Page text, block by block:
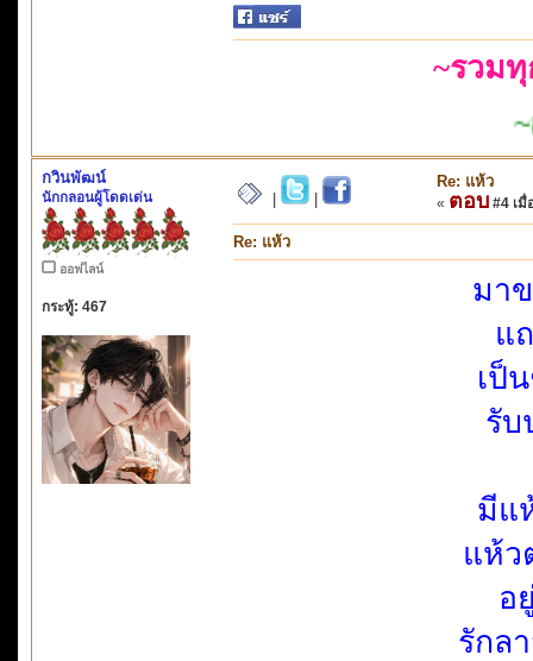
~รวม
~สติตัว
กวินพัฒน์
นักกลอนผู้โดดเด่น
ออฟไลน์
กระทู้: 467
Re: แห้ว
« ตอบ #4 เมื่
Re: แห้ว
มา
แ
เป็
รับ
มีแ
แห้ว
อ
รักล